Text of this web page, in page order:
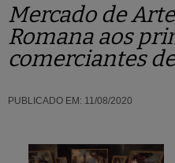
Mercado de
Romana aos
comerciantes
PUBLICADO EM: 11/08/2020